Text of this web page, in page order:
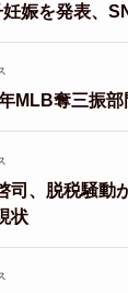
娠を発表、
MLB奪三振
司、脱税騒動
状